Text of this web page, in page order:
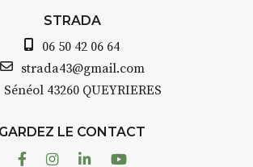
avez ouvert une galerie à
Auzon…
Bernard TURLE Le Fumoir n’est
pas une galerie permanente.
AuzonToujours organise
dans le village. Des artistes et
STRADA
06 50 42 06 64
strada43@gmail.com
Sénéol 43260 QUEYRIERES
GARDEZ LE CONTACT
FacebookInstagram
LinkedinYoutube